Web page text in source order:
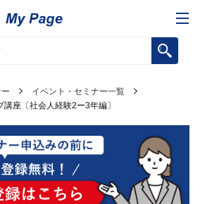
イベント・セミナー一覧
座〔社会人経験2ー3年編〕